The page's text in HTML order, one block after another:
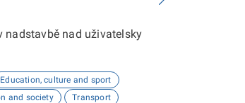
nadstavbě nad uživatelsky
Education, culture and sport
and society Transport